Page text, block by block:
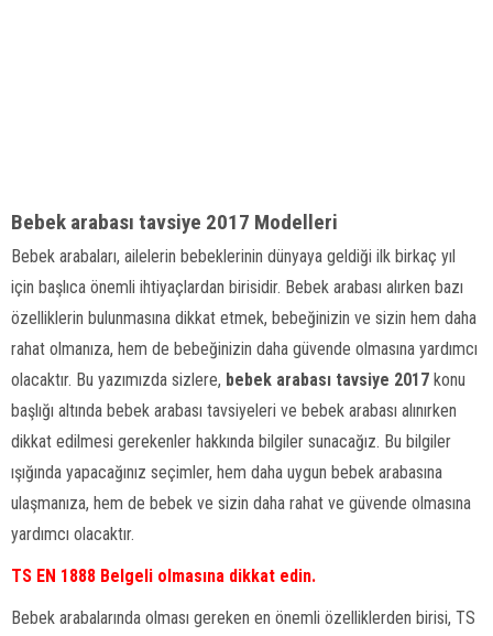
Bebek arabası tavsiye 2017 Modelleri
Bebek arabaları, ailelerin bebeklerinin dünyaya geldiği ilk birkaç yıl
için başlıca önemli ihtiyaçlardan birisidir. Bebek arabası alırken bazı
özelliklerin bulunmasına dikkat etmek, bebeğinizin ve sizin hem daha
rahat olmanıza, hem de bebeğinizin daha güvende olmasına yardımcı
olacaktır. Bu yazımızda sizlere, bebek arabası tavsiye 2017 konu
başlığı altında bebek arabası tavsiyeleri ve bebek arabası alınırken
dikkat edilmesi gerekenler hakkında bilgiler sunacağız. Bu bilgiler
ışığında yapacağınız seçimler, hem daha uygun bebek arabasına
ulaşmanıza, hem de bebek ve sizin daha rahat ve güvende olmasına
yardımcı olacaktır.
TS EN 1888 Belgeli olmasına dikkat edin.
Bebek arabalarında olması gereken en önemli özelliklerden birisi, TS